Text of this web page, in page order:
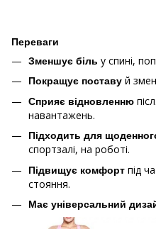
Переваги
Зменшує біль у спині,
Покращує поставу й
Сприяє відновленню
навантажень.
Підходить для
спортзалі, на роботі.
Підвищує комфорт під
стояння.
Має універсальний